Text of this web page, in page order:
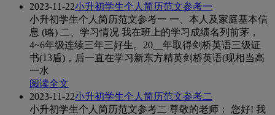
2023-11-22小升初学生个人简历范文参考一
小升初学生个人简历范文参考一 一、本人及家庭基本信
息 (略) 二、学习情况 我在班上的学习成绩名列前茅，
4~6年级连续三年三好生。20__年取得剑桥英语三级证
书(13盾)，后一直在学习新东方精英剑桥英语(现相当高
一水
阅读全文
2023-11-22小升初学生个人简历范文参考二
小升初学生个人简历范文参考二 尊敬的老师： 您好! 我